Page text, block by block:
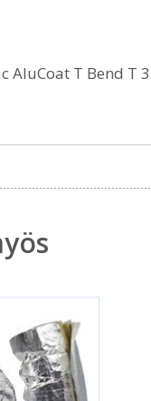
AluCoat T Bend T